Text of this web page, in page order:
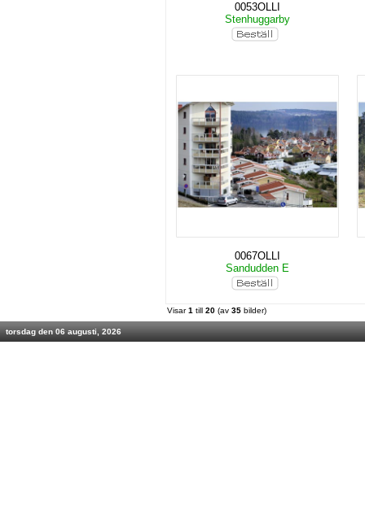
0053OLLI
Stenhuggarby
0067OLLI
Sandudden E
Visar1 till 20 (av 35 bilder)
torsdag den 06 augusti, 2026